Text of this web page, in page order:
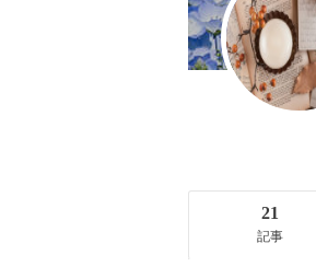
21
記事